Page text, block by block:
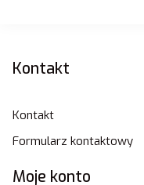
Linki w stopce
Kontakt
Kontakt
Formularz kontaktowy
Moje konto